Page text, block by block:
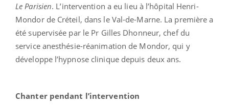
Le Parisien. L’intervention a eu lieu à l’hôpital Henri-
Mondor de Créteil, dans le Val-de-Marne. La première a
été supervisée par le Pr Gilles Dhonneur, chef du
service anesthésie-réanimation de Mondor, qui y
développe l’hypnose clinique depuis deux ans.
Chanter pendant l’intervention